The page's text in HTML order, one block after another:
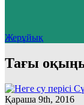
Жерұйық
Тағы
Қараша 9th, 2016